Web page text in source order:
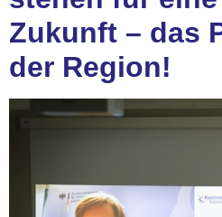
Zukunft – das
der Region!